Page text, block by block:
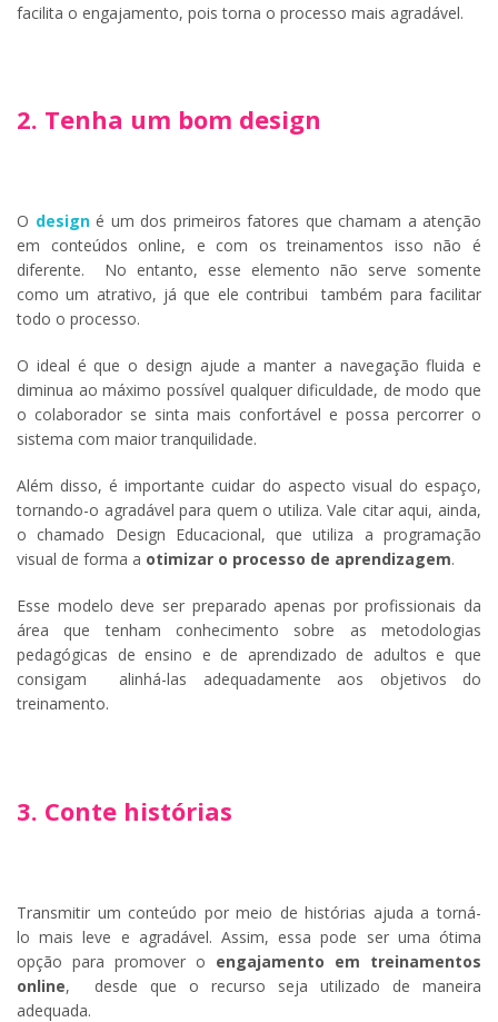
facilita o engajamento, pois torna o processo mais agradável.
2. Tenha um bom design
O designé um dos primeiros fatores que chamam a atenção
em conteúdos online, e com os treinamentos isso não é
diferente. No entanto, esse elemento não serve somente
como um atrativo, já que ele contribui também para facilitar
todo o processo.
O ideal é que o design ajude a manter a navegação fluida e
diminua ao máximo possível qualquer dificuldade, de modo que
o colaborador se sinta mais confortável e possa percorrer o
sistema com maior tranquilidade.
Além disso, é importante cuidar do aspecto visual do espaço,
tornando-o agradável para quem o utiliza. Vale citar aqui, ainda,
o chamado Design Educacional, que utiliza a programação
visual de forma a otimizar o processo de aprendizagem.
Esse modelo deve ser preparado apenas por profissionais da
área que tenham conhecimento sobre as metodologias
pedagógicas de ensino e de aprendizado de adultos e que
consigam alinhá-las adequadamente aos objetivos do
treinamento.
3. Conte histórias
Transmitir um conteúdo por meio de histórias ajuda a torná-
lo mais leve e agradável. Assim, essa pode ser uma ótima
opção para promover o engajamento em treinamentos
online, desde que o recurso seja utilizado de maneira
adequada.